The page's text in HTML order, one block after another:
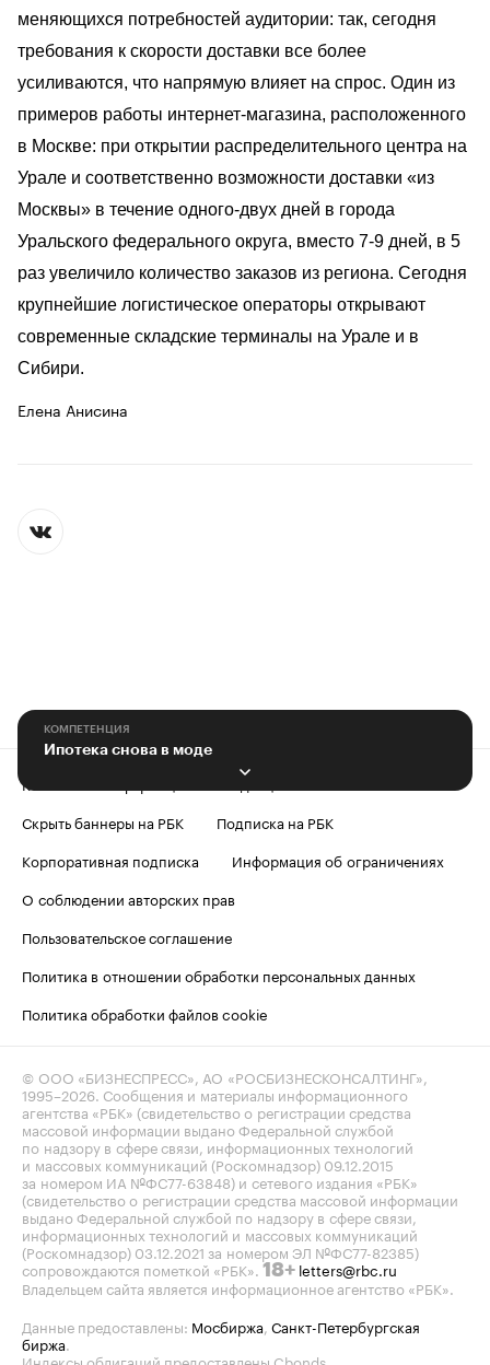
меняющихся потребностей аудитории: так, сегодня
требования к скорости доставки все более
усиливаются, что напрямую влияет на спрос. Один из
примеров работы интернет-магазина, расположенного
в Москве: при открытии распределительного центра на
Урале и соответственно возможности доставки «из
Москвы» в течение одного-двух дней в города
Уральского федерального округа, вместо 7-9 дней, в 5
раз увеличило количество заказов из региона. Сегодня
крупнейшие логистическое операторы открывают
современные складские терминалы на Урале и в
Сибири.
Елена Анисина
КОМПЕТЕНЦИЯ
Ипотека снова в моде
Контактная информация
Редакция
Скрыть баннеры на РБК
Подписка на РБК
Корпоративная подписка
Информация об ограничениях
О соблюдении авторских прав
Пользовательское соглашение
Политика в отношении обработки персональных данных
Политика обработки файлов cookie
© ООО «БИЗНЕСПРЕСС», АО «РОСБИЗНЕСКОНСАЛТИНГ»,
1995–2026 . Сообщения и материалы информационного
агентства «РБК» (свидетельство о регистрации средства
массовой информации выдано Федеральной службой
по надзору в сфере связи, информационных технологий
и массовых коммуникаций (Роскомнадзор) 09.12.2015
за номером ИА №ФС77-63848) и сетевого издания «РБК»
(свидетельство о регистрации средства массовой информации
выдано Федеральной службой по надзору в сфере связи,
информационных технологий и массовых коммуникаций
(Роскомнадзор) 03.12.2021 за номером ЭЛ №ФС77-82385)
сопровождаются пометкой «РБК». 18+ letters@rbc.ru
Владельцем сайта является информационное агентство «РБК».
Данные предоставлены: Мосбиржа Санкт-Петербургская
биржа
Индексы облигаций предоставлены Cbonds.